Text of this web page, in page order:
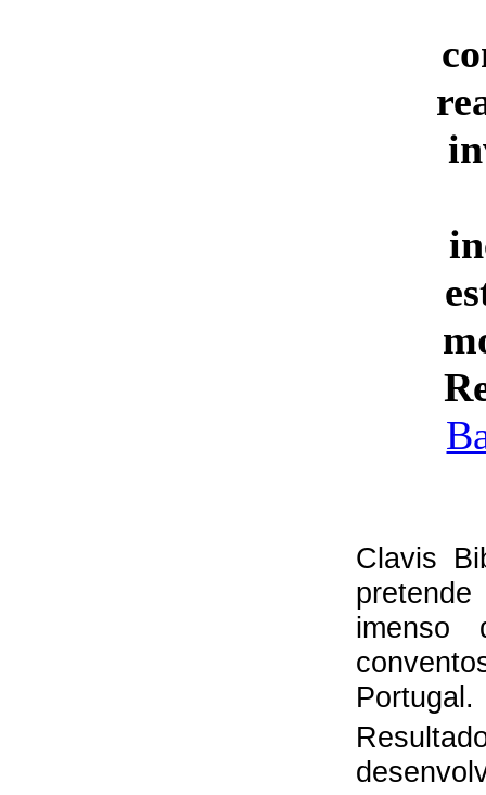
Clavis
imenso
Portugal.